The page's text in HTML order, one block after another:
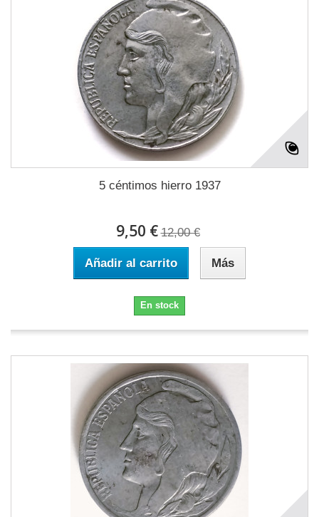
5 céntimos hierro 1937
9,50 € 12,00 €
Añadir al carrito Más
En stock